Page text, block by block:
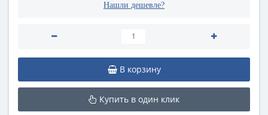
Нашли дешевле?
В корзину
Купить в один клик